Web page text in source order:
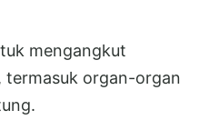
mengangkut
termasuk organ-organ